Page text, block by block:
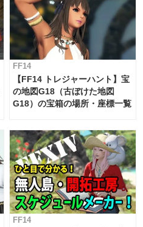
FF14
【FF14 トレジャーハント】宝
の地図G18（古ぼけた地図
G18）の宝箱の場所・座標一覧
FF14